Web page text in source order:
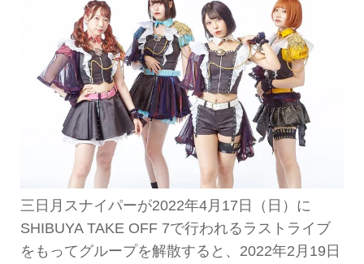
三日月スナイパーが2022年4月17日（日）に
SHIBUYA TAKE OFF 7で行われるラストライブ
をもってグループを解散すると、2022年2月19日